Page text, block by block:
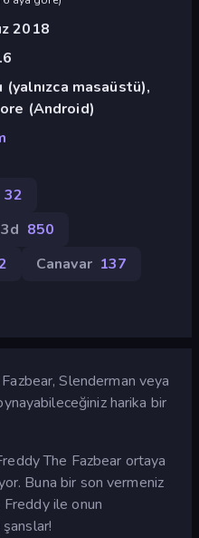
2018
(yalnızca masaüstü),
(Android)
32
3d 850
Canavar 137
Slenderman veya
harika bir
The Fazbear ortaya
Buna bir son vermeniz
Freddy ile onun